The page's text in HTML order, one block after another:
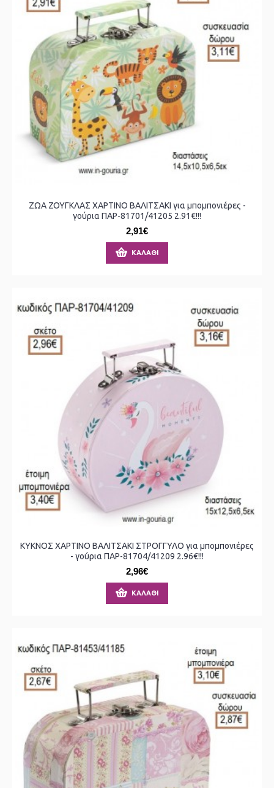
ΖΩΑ ΖΟΥΓΚΛΑΣ ΧΑΡΤΙΝΟ ΒΑΛΙΤΣΑΚΙ για μπομπονιέρες -
γούρια ΠΑΡ-81701/41205 2.91€!!!
2,91€
ΚΑΛΆΘΙ
ΚΥΚΝΟΣ ΧΑΡΤΙΝΟ ΒΑΛΙΤΣΑΚΙ ΣΤΡΟΓΓΥΛΟ για μπομπονιέρες
- γούρια ΠΑΡ-81704/41209 2.96€!!!
2,96€
ΚΑΛΆΘΙ